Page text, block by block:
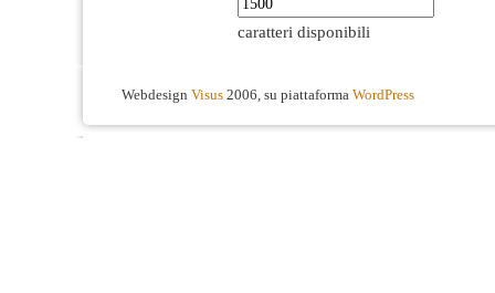
caratteri disponibili
Webdesign Visus 2006, su piattaforma WordPress